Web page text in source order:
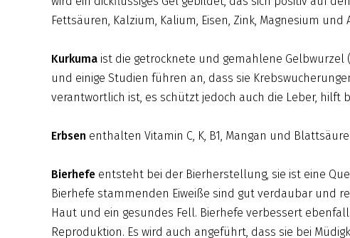
Fettsäuren, Kalzium, Kalium, Eisen, Zink, Magnesium und
Kurkuma ist die getrocknete und gemahlene Gelbwurzel
und einige Studien führen an, dass sie
verantwortlich ist, es schützt jedoch auch die Leber,
Erbsen enthalten Vitamin C, K, B1, Mangan und
Bierhefe entsteht bei der Bierherstellung, sie ist eine
Bierhefe stammenden Eiweiße sind gut verdaubar und
Haut und ein gesundes Fell. Bierhefe verbessert
Reproduktion. Es wird auch angeführt, dass sie bei